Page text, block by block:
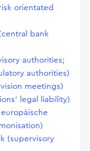
orientated
bank
authorities;
authorities)
meetings)
legal liability)
(supervisory